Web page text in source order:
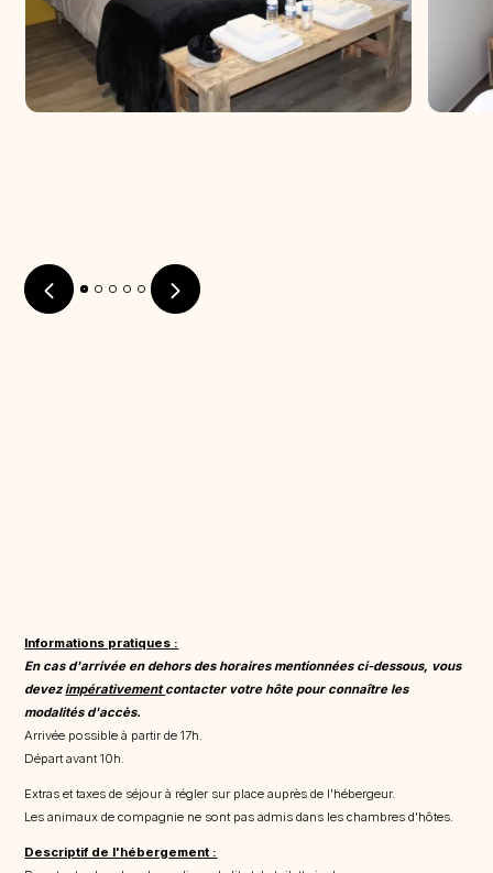
Informations pratiques :
En cas d'arrivée en dehors des horaires mentionnées ci-dessous, vous
devez impérativementcontacter votre hôte pour connaître les
modalités d'accès.
Arrivée possible à partir de 17h.
Départ avant 10h.
Extras et taxes de séjour à régler sur place auprès de l'hébergeur.
Les animaux de compagnie ne sont pas admis dans les chambres d'hôtes.
Descriptif de l'hébergement :